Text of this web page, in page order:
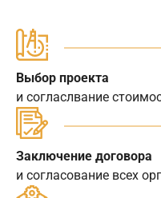
Выбор проекта
и согласлвание
Заключение договора
и согласование всех